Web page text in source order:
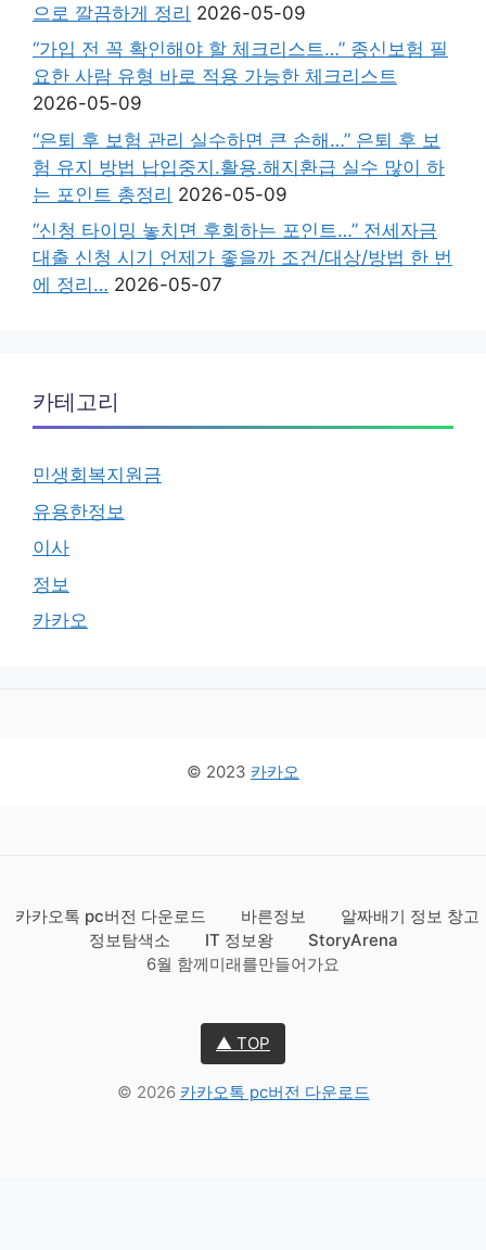
으로 깔끔하게 정리 2026-05-09
“가입 전 꼭 확인해야 할 체크리스트…” 종신보험 필
요한 사람 유형 바로 적용 가능한 체크리스트
2026-05-09
“은퇴 후 보험 관리 실수하면 큰 손해…” 은퇴 후 보
험 유지 방법 납입중지.활용.해지환급 실수 많이 하
는 포인트 총정리 2026-05-09
“신청 타이밍 놓치면 후회하는 포인트…” 전세자금
대출 신청 시기 언제가 좋을까 조건/대상/방법 한 번
에 정리… 2026-05-07
카테고리
민생회복지원금
유용한정보
이사
정보
카카오
© 2023 카카오
카카오톡 pc버전 다운로드 바른정보
알짜배기 정보 창고
정보탐색소
IT 정보왕
StoryArena
6월 함께미래를만들어가요
▲ TOP
© 2026 카카오톡 pc버전 다운로드